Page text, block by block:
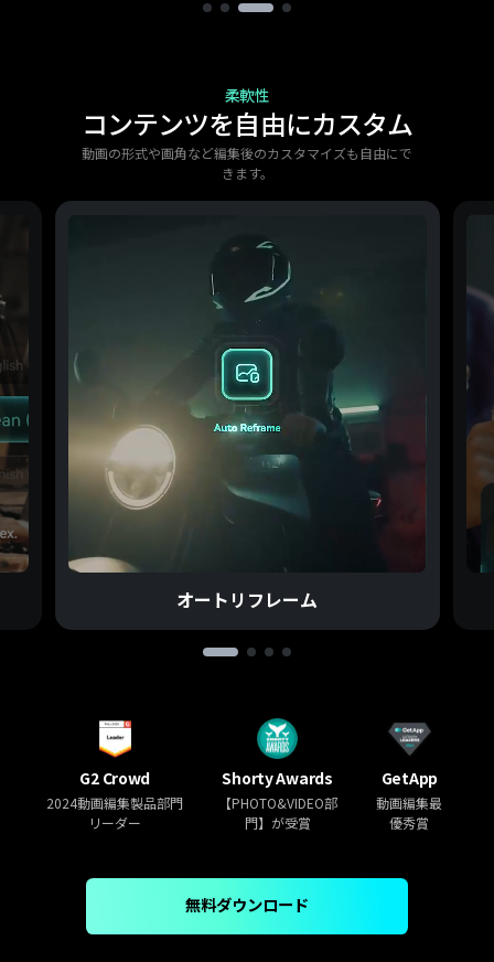
柔軟性
コンテンツを自由にカスタム
動画の形式や画角など編集後のカスタマイズも自由にで
きます。
オートリフレーム
G2 Crowd
2024動画編集製品部門
リーダー
Shorty Awards
【PHOTO&VIDEO部
門】が受賞
GetApp
動画編集最
優秀賞
無料ダウンロード